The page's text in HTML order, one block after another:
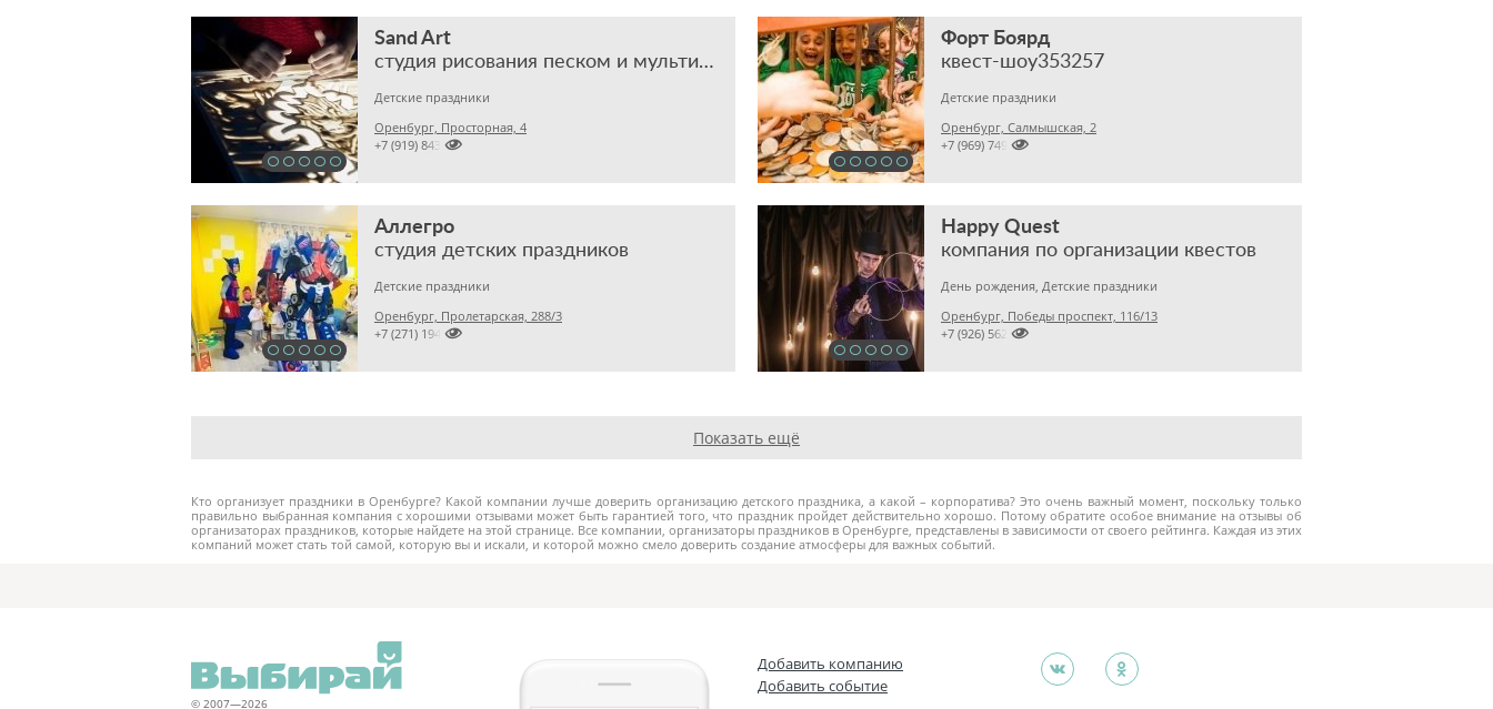
Кто организует праздники в Оренбурге? Какой компании лучше доверить организацию детского праздника, а какой – корпоратива? Это очень важный момент, поскольку только
правильно выбранная компания с хорошими отзывами может быть гарантией того, что праздник пройдет действительно хорошо. Потому обратите особое внимание на отзывы об
организаторах праздников, которые найдете на этой странице. Все компании, организаторы праздников в Оренбурге, представлены в зависимости от своего рейтинга. Каждая из этих
компаний может стать той самой, которую вы и искали, и которой можно смело доверить создание атмосферы для важных событий.
Sand Art
студия рисования песком и мультипликации
Детские праздники
Оренбург, Просторная, 4

+7 (919) 8435249
Форт Боярд
квест-шоу353257
Детские праздники
Оренбург, Салмышская, 2

+7 (969) 7494444
Аллегро
студия детских праздников
Детские праздники
Оренбург, Пролетарская, 288/3

+7 (271) 194
Happy Quest
компания по организации квестов
День рождения, Детские праздники
Оренбург, Победы проспект, 116/13

+7 (926) 562
Показать ещё
© 2007—2026
Добавить компанию
Добавить событие